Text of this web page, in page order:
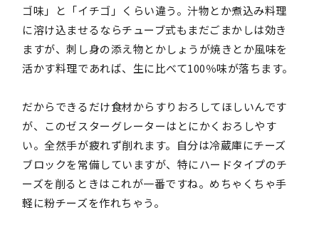
ゴ味」と「イチゴ」くらい違う。汁物とか煮込み料理
に溶け込ませるならチューブ式もまだごまかしは効き
ますが、刺し身の添え物とかしょうが焼きとか風味を
活かす料理であれば、生に比べて100％味が落ちます。
だからできるだけ食材からすりおろしてほしいんです
が、このゼスターグレーターはとにかくおろしやす
い。全然手が疲れず削れます。自分は冷蔵庫にチーズ
ブロックを常備していますが、特にハードタイプのチ
ーズを削るときはこれが一番ですね。めちゃくちゃ手
軽に粉チーズを作れちゃう。